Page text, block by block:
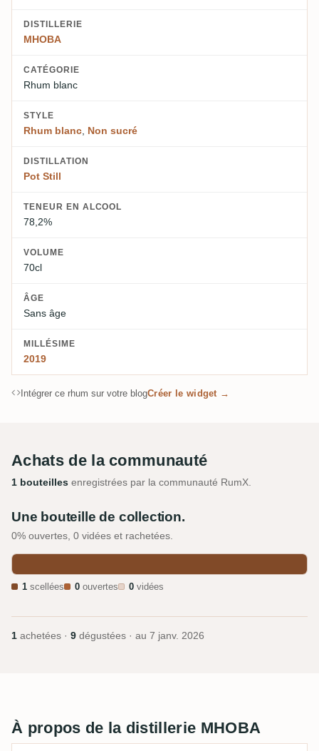
DISTILLERIE
MHOBA
CATÉGORIE
Rhum blanc
STYLE
Rhum blanc Non sucré
DISTILLATION
Pot Still
TENEUR EN ALCOOL
78,2%
VOLUME
70cl
ÂGE
Sans âge
MILLÉSIME
2019
Intégrer ce rhum sur votre blogCréer le widget →
Achats de la communauté
1 bouteilles enregistrées par la communauté RumX.
Une bouteille de collection.
0% ouvertes, 0 vidées et rachetées.
1 scellées 0 ouvertes 0 vidées
1 achetées · 9 dégustées · au 7 janv. 2026
À propos de la distillerie MHOBA